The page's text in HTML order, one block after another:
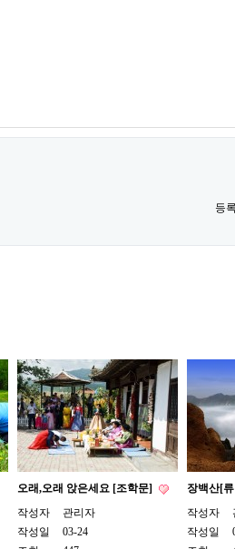
등
오래,오래 앉은세요 [조학문]
작성자
관리자
작성일
03-24
장백산[
작성자
작성일